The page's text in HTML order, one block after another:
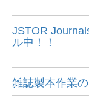
JSTOR
ル中！！
雑誌製本作業